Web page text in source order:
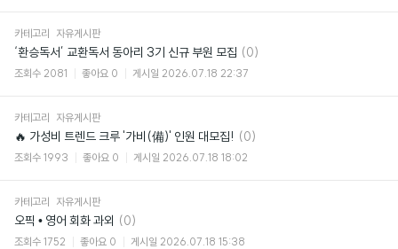
카테고리 자유게시판
‘환승독서’ 교환독서 동아리 3기 신규 부원 모집 댓
글
(0)
조회수 2081 좋아요 0 게시일 2026.07.18 22:37
카테고리 자유게시판
🔥 가성비 트렌드 크루 '가비(備)' 인원 대모집! 댓
글
(0)
조회수 1993 좋아요 0 게시일 2026.07.18 18:02
카테고리 자유게시판
오픽 • 영어 회화 과외 댓
(0)
조회수 1752 좋아요 0 게시일 2026.07.18 15:38